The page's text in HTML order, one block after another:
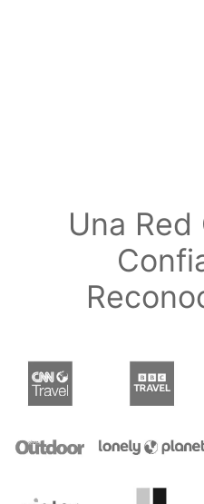
Una